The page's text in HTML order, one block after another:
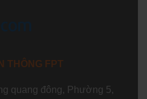
THÔNG FPT
quang đông, Phường 5,